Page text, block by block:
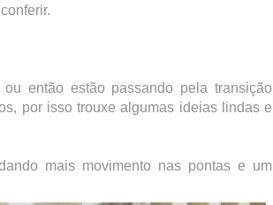
então estão passando pela transição
por isso trouxe algumas ideias lindas e
mais movimento nas pontas e um